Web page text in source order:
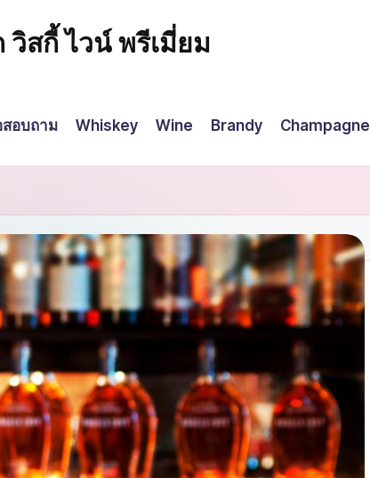
สกี้ ไวน์ พรีเมี่ยม
อบถาม Whiskey Wine Brandy Champagne